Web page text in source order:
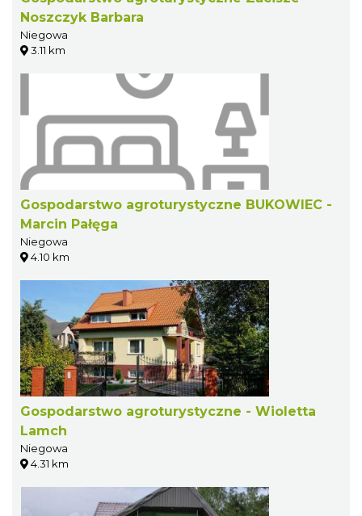
Noszczyk Barbara
Niegowa
3.11 km
Gospodarstwo agroturystyczne BUKOWIEC -
Marcin Pałęga
Niegowa
4.10 km
Gospodarstwo agroturystyczne - Wioletta
Lamch
Niegowa
4.31 km